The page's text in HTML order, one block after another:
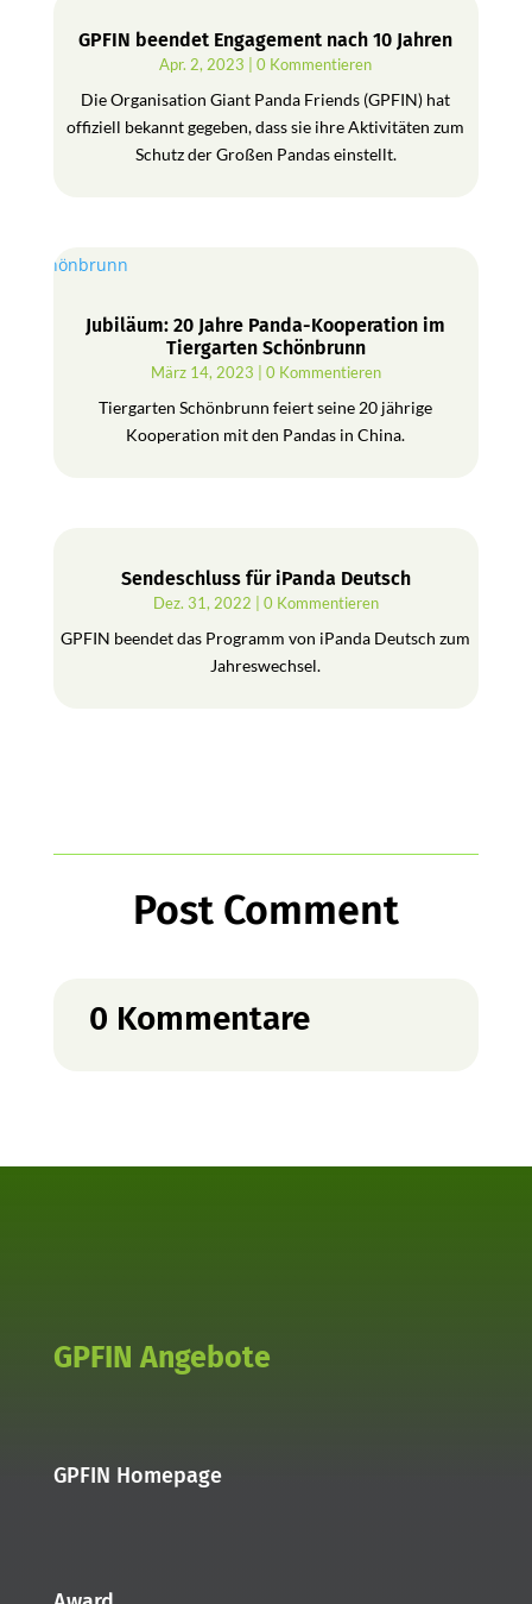
GPFIN beendet Engagement nach 10 Jahren
Apr. 2, 2023 | 0 Kommentieren
Die Organisation Giant Panda Friends (GPFIN) hat
offiziell bekannt gegeben, dass sie ihre Aktivitäten zum
Schutz der Großen Pandas einstellt.
Jubiläum: 20 Jahre Panda-Kooperation im
Tiergarten Schönbrunn
März 14, 2023 | 0 Kommentieren
Tiergarten Schönbrunn feiert seine 20 jährige
Kooperation mit den Pandas in China.
Sendeschluss für iPanda Deutsch
Dez. 31, 2022 | 0 Kommentieren
GPFIN beendet das Programm von iPanda Deutsch zum
Jahreswechsel.
Post Comment
0 Kommentare
GPFIN Angebote
GPFIN Homepage